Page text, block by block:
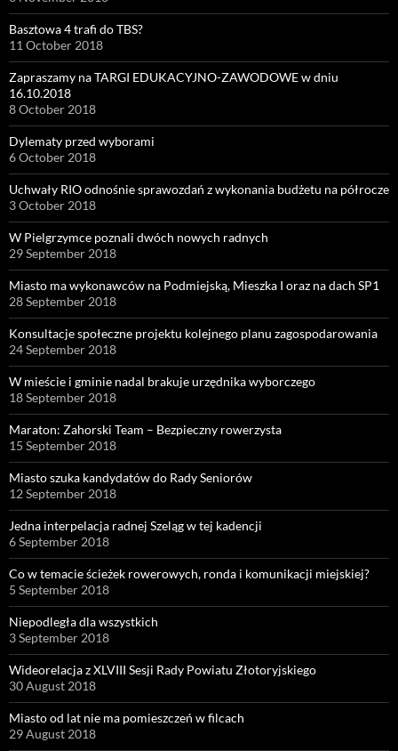
Basztowa 4 trafi do TBS?
11 October 2018
Zapraszamy na TARGI EDUKACYJNO-ZAWODOWE w dniu
16.10.2018
8 October 2018
Dylematy przed wyborami
6 October 2018
Uchwały RIO odnośnie sprawozdań z wykonania budżetu na półrocze
3 October 2018
W Pielgrzymce poznali dwóch nowych radnych
29 September 2018
Miasto ma wykonawców na Podmiejską, Mieszka I oraz na dach SP1
28 September 2018
Konsultacje społeczne projektu kolejnego planu zagospodarowania
24 September 2018
W mieście i gminie nadal brakuje urzędnika wyborczego
18 September 2018
Maraton: Zahorski Team – Bezpieczny rowerzysta
15 September 2018
Miasto szuka kandydatów do Rady Seniorów
12 September 2018
Jedna interpelacja radnej Szeląg w tej kadencji
6 September 2018
Co w temacie ścieżek rowerowych, ronda i komunikacji miejskiej?
5 September 2018
Niepodległa dla wszystkich
3 September 2018
Wideorelacja z XLVIII Sesji Rady Powiatu Złotoryjskiego
30 August 2018
Miasto od lat nie ma pomieszczeń w filcach
29 August 2018